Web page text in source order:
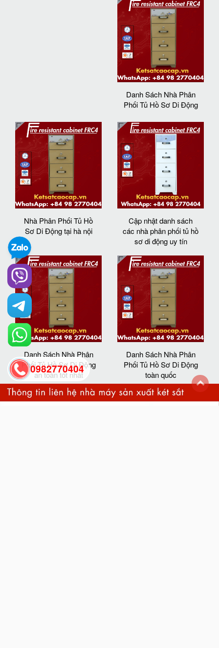
Danh Sách Nhà Phân
Phối Tủ Hồ Sơ Di Động
Nhà Phân Phối Tủ Hồ
Sơ Di Động tại hà nội
Cập nhật danh sách
các nhà phân phối tủ hồ
sơ di động uy tín
Danh Sách Nhà Phân
Phối Tủ Hồ Sơ Di Động
an toàn tốt nhất
Danh Sách Nhà Phân
Phối Tủ Hồ Sơ Di Động
toàn quốc
0982770404
back